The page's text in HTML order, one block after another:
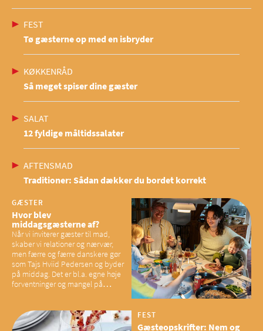
FEST
Tø gæsterne op med en isbryder
KØKKENRÅD
Så meget spiser dine gæster
SALAT
12 fyldige måltidssalater
AFTENSMAD
Traditioner: Sådan dækker du bordet korrekt
GÆSTER
Hvor blev
middagsgæsterne af?
Når vi inviterer gæster til mad,
skaber vi relationer og nærvær,
men færre og færre danskere gør
som Tajs Hviid Pedersen og byder
på middag. Det er bl.a. egne høje
forventninger og mangel på
have konsekvenser for vores
sociale fællesskaber
FEST
Gæsteopskrifter: Nem og